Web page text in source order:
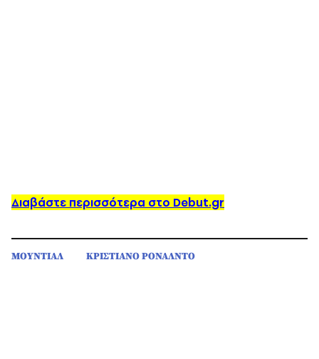
Διαβάστε περισσότερα στο Debut.gr
ΜΟΥΝΤΙΑΛ ΚΡΙΣΤΙΑΝΟ ΡΟΝΑΛΝΤO